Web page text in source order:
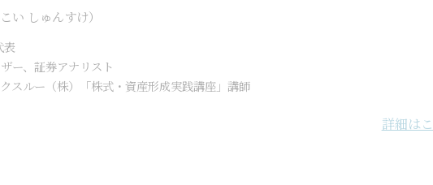
こい しゅんすけ）
表
ー、証券アナリスト
スルー（株）「株式・資産形成実践講座」講師
詳細は